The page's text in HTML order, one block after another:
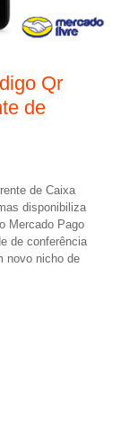
Qr
de
de Caixa
disponibiliza
Mercado Pago
de conferência
novo nicho de